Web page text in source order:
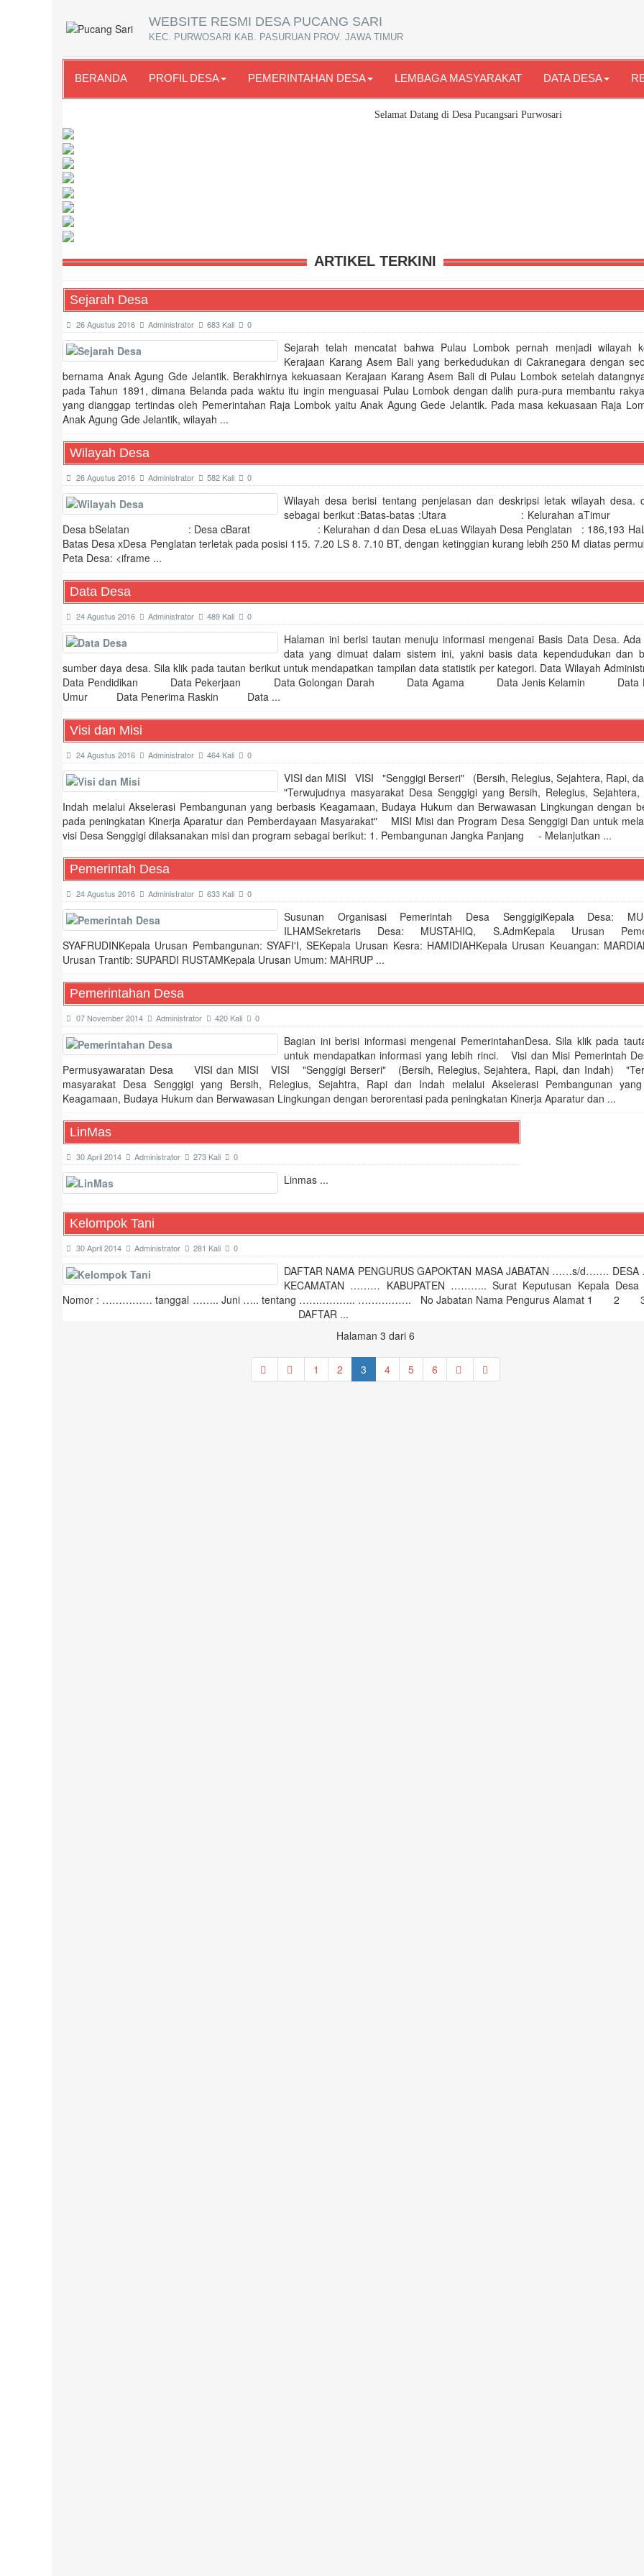
WEBSITE RESMI DESA PUCANG SARI
KEC. PURWOSARI KAB. PASURUAN PROV. JAWA TIMUR
BERANDA PROFIL DESA PEMERINTAHAN DESA LEMBAGA MASYARAKAT DATA DESA
Selamat Datang di Desa Pucangsari Purwosari
Penyaluran Bantuan Pangan di Desa Pucangsari berjalan Tertib dan lancar
Asesmen Keterampilan Dasar: Langkah Strategis Peningkatan Kapasitas Kader Posyandu Pucangsari
Mahasiswa Universitas Yudharta Adakan Workshop Etika Berdigital dan Pelatihan Canva
Pengajian Rutin Tim Penggerak PKK Kecamatan Purwosari di Desa Pucangsari
KKN UINSA Surabaya kelompok 31 sukses gelar "Pucangsari Futsal Competition 2025
KKN UYP dan UINSA Gelar Senam Sehat Bersama Ibu PKK Desa Pucangsari
Optimalkan Peran Masyarakat dalam Pembangunan desa, PEMDES Pucangsari Gelar Musdes Perencanaan 2026
Giat RKDD: Pelatihan Digital Marketing Dongkrak Usaha di Desa Pucangsari Kabupaten Pasuruan
ARTIKEL TERKINI
Sejarah Desa
26 Agustus 2016 Administrator 683 Kali 0
Sejarah telah mencatat bahwa Pulau Lombok pernah menjadi wilayah
Kerajaan Karang Asem Bali yang berkedudukan di Cakranegara dengan
bernama Anak Agung Gde Jelantik. Berakhirnya kekuasaan Kerajaan Karang Asem Bali di Pulau Lombok setelah
pada Tahun 1891, dimana Belanda pada waktu itu ingin menguasai Pulau Lombok dengan dalih pura-pura membantu
yang dianggap tertindas oleh Pemerintahan Raja Lombok yaitu Anak Agung Gede Jelantik. Pada masa kekuasaan Raja
Anak Agung Gde Jelantik, wilayah ...
Wilayah Desa
26 Agustus 2016 Administrator 582 Kali 0
Wilayah desa berisi tentang penjelasan dan deskripsi letak wilayah desa.
sebagai berikut :Batas-batas :Utara : Kelurahan
Desa bSelatan : Desa cBarat : Kelurahan d dan Desa eLuas Wilayah Desa Penglatan : 186,193
Batas Desa xDesa Penglatan terletak pada posisi 115. 7.20 LS 8. 7.10 BT, dengan ketinggian kurang lebih 250 M diatas
Peta Desa: <iframe ...
Data Desa
24 Agustus 2016 Administrator 489 Kali 0
Halaman ini berisi tautan menuju informasi mengenai Basis Data Desa.
data yang dimuat dalam sistem ini, yakni basis data kependudukan dan
sumber daya desa. Sila klik pada tautan berikut untuk mendapatkan tampilan data statistik per kategori. Data Wilayah
Data Pendidikan Data Pekerjaan Data Golongan Darah Data Agama Data Jenis Kelamin Data
Umur Data Penerima Raskin Data ...
Visi dan Misi
24 Agustus 2016 Administrator 464 Kali 0
VISI dan MISI VISI "Senggigi Berseri" (Bersih, Relegius, Sejahtera, Rapi,
"Terwujudnya masyarakat Desa Senggigi yang Bersih, Relegius,
Indah melalui Akselerasi Pembangunan yang berbasis Keagamaan, Budaya Hukum dan Berwawasan Lingkungan dengan
pada peningkatan Kinerja Aparatur dan Pemberdayaan Masyarakat" MISI Misi dan Program Desa Senggigi Dan untuk
visi Desa Senggigi dilaksanakan misi dan program sebagai berikut: 1. Pembangunan Jangka Panjang - Melanjutkan ...
Pemerintah Desa
24 Agustus 2016 Administrator 633 Kali 0
Susunan Organisasi Pemerintah Desa SenggigiKepala Desa:
ILHAMSekretaris Desa: MUSTAHIQ, S.AdmKepala Urusan
SYAFRUDINKepala Urusan Pembangunan: SYAFI'I, SEKepala Urusan Kesra: HAMIDIAHKepala Urusan Keuangan:
Urusan Trantib: SUPARDI RUSTAMKepala Urusan Umum: MAHRUP ...
Pemerintahan Desa
07 November 2014 Administrator 420 Kali 0
Bagian ini berisi informasi mengenai PemerintahanDesa. Sila klik pada
untuk mendapatkan informasi yang lebih rinci. Visi dan Misi Pemerintah
Permusyawaratan Desa VISI dan MISI VISI "Senggigi Berseri" (Bersih, Relegius, Sejahtera, Rapi, dan Indah)
masyarakat Desa Senggigi yang Bersih, Relegius, Sejahtra, Rapi dan Indah melalui Akselerasi Pembangunan
Keagamaan, Budaya Hukum dan Berwawasan Lingkungan dengan berorentasi pada peningkatan Kinerja Aparatur dan ...
LinMas
30 April 2014 Administrator 273 Kali 0
Linmas ...
Kelompok Tani
30 April 2014 Administrator 281 Kali 0
DAFTAR NAMA PENGURUS GAPOKTAN MASA JABATAN ……s/d…….
KECAMATAN ……… KABUPATEN ……….. Surat Keputusan Kepala
Nomor : …………… tanggal …….. Juni ….. tentang …………….. ……………. No Jabatan Nama Pengurus
DAFTAR ...
Halaman 3 dari 6
1 2 3 4 5 6